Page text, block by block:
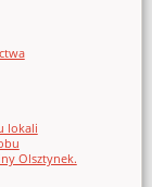
lokali
Olsztynek.